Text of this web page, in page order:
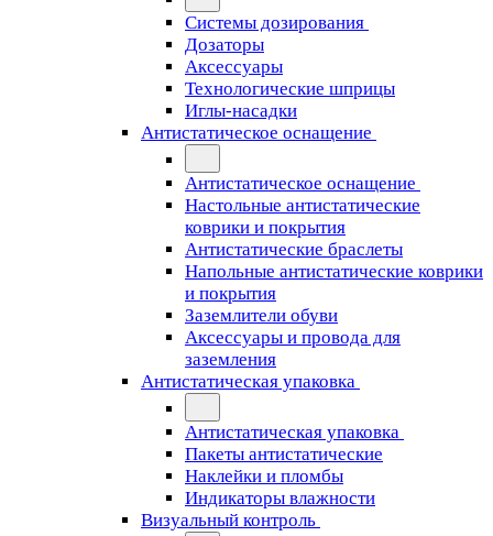
Системы дозирования
Дозаторы
Аксессуары
Технологические шприцы
Иглы-насадки
Антистатическое оснащение
Антистатическое оснащение
Настольные антистатические
коврики и покрытия
Антистатические браслеты
Напольные антистатические коврики
и покрытия
Заземлители обуви
Аксессуары и провода для
заземления
Антистатическая упаковка
Антистатическая упаковка
Пакеты антистатические
Наклейки и пломбы
Индикаторы влажности
Визуальный контроль